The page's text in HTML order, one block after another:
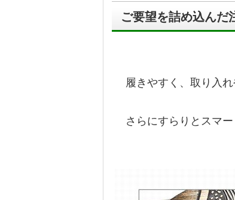
ご要望を詰め込んだ
履きやすく、取り入れ
さらにすらりとスマー